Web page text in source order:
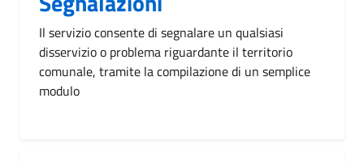
Il servizio consente di segnalare un qualsiasi
disservizio o problema riguardante il territorio
comunale, tramite la compilazione di un semplice
modulo